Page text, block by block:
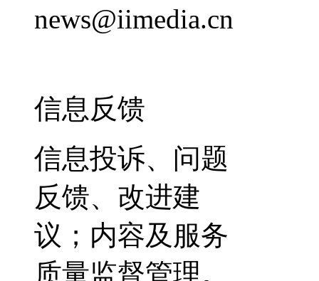
news@iimedia.cn
信息反馈
信息投诉、问题
反馈、改进建
议；内容及服务
质量监督管理。